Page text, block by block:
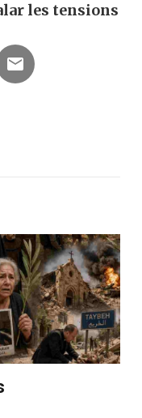
les tensions